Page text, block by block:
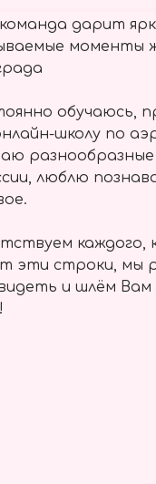
дарит
моменты
обучаюсь,
школу по
люблю
каждого,
эти строки, мы
и шлём Вам